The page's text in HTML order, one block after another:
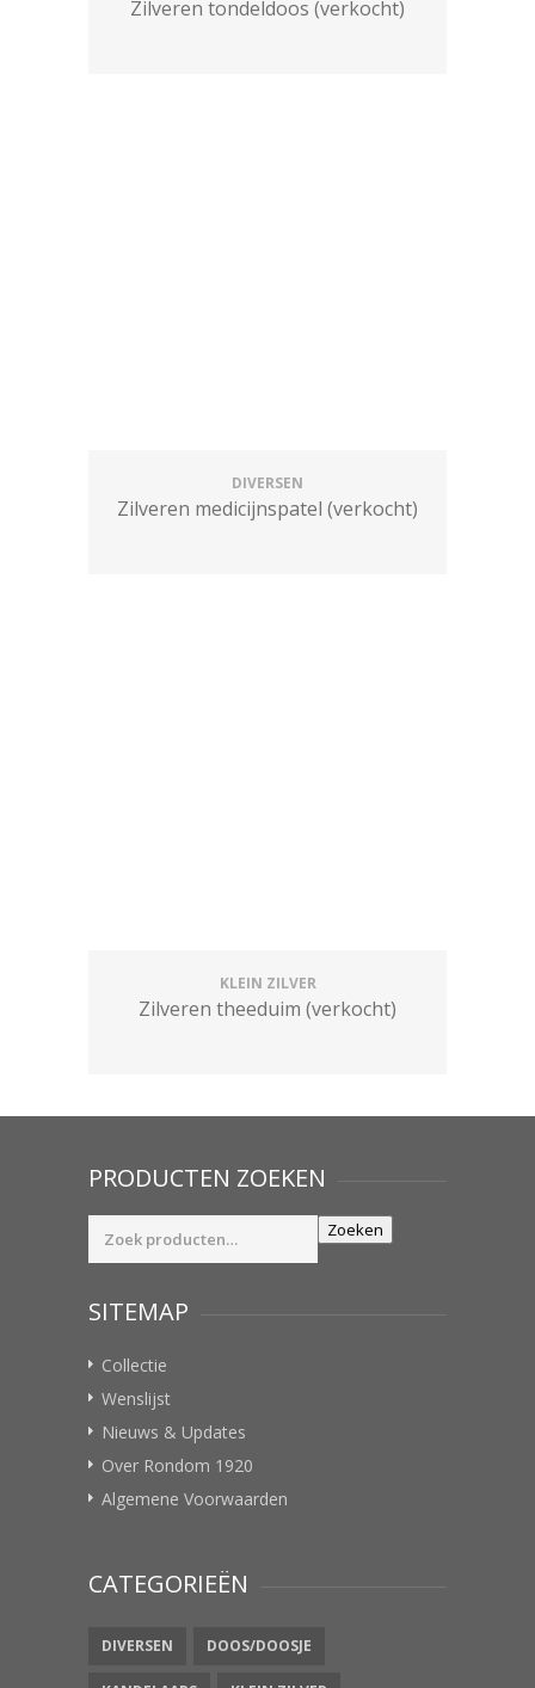
Zilveren tondeldoos (verkocht)
DIVERSEN
Zilveren medicijnspatel (verkocht)
KLEIN ZILVER
Zilveren theeduim (verkocht)
PRODUCTEN ZOEKEN
Zoeken
Zoeken
SITEMAP
Collectie
Wenslijst
Nieuws & Updates
Over Rondom 1920
Algemene Voorwaarden
CATEGORIEËN
DIVERSEN DOOS/DOOSJE